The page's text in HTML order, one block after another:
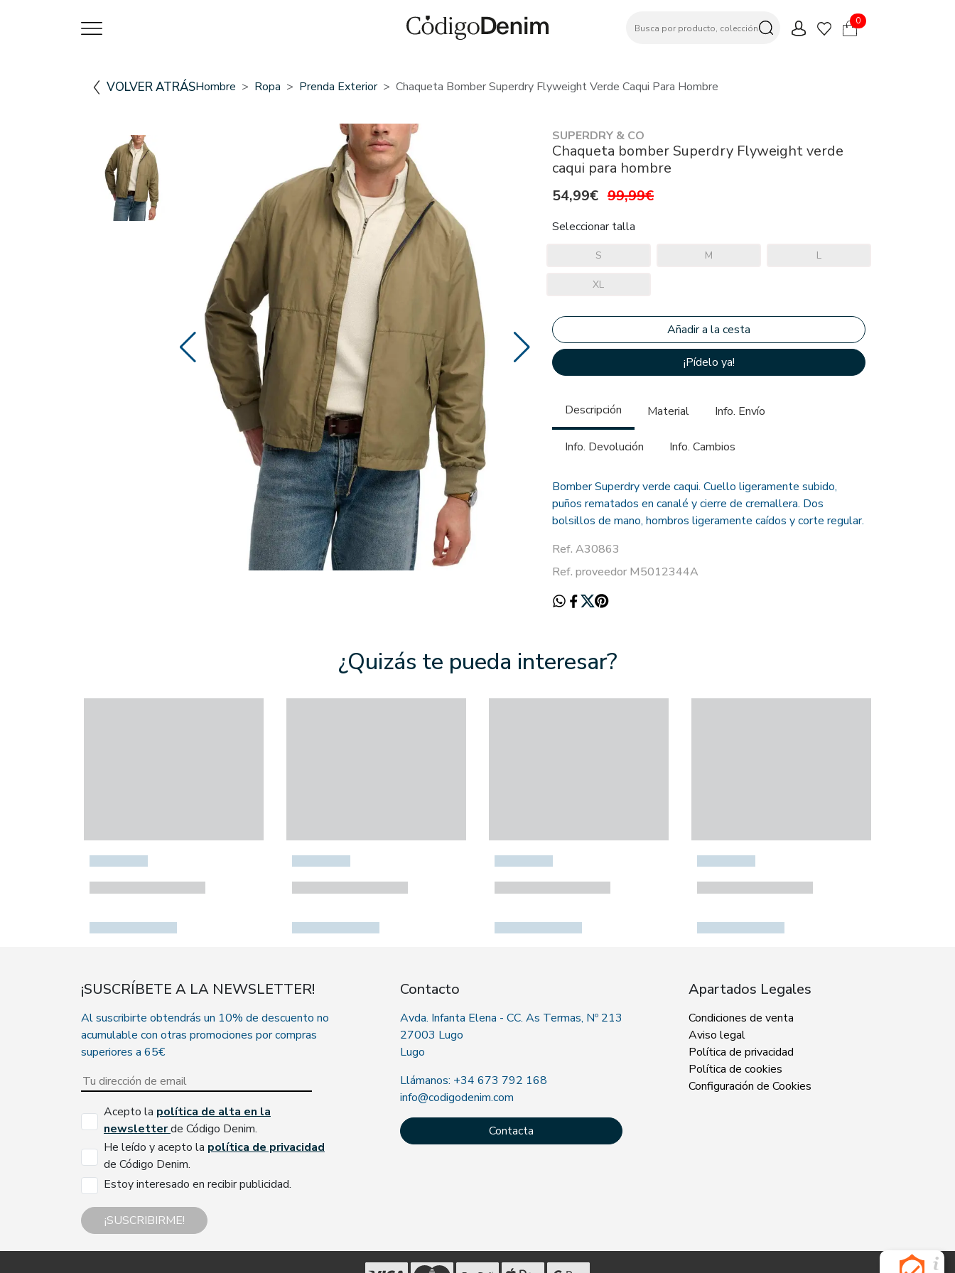
0
VOLVER ATRÁSHombre Ropa Prenda Exterior Chaqueta Bomber Superdry Flyweight Verde Caqui Para Hombre
SUPERDRY & CO
Chaqueta bomber Superdry Flyweight verde
caqui para hombre
54,99€ 99,99€
Seleccionar talla
S M L
XL
¡Pídelo ya!
Descripción Material Info. Envío
Info. Devolución Info. Cambios
Bomber Superdry verde caqui. Cuello ligeramente subido,
puños rematados en canalé y cierre de cremallera. Dos
bolsillos de mano, hombros ligeramente caídos y corte regular.
Ref. A30863
Ref. proveedor M5012344A
¿Quizás te pueda interesar?
¡SUSCRÍBETE A LA NEWSLETTER!
Al suscribirte obtendrás un 10% de descuento no
acumulable con otras promociones por compras
superiores a 65€
Acepto la política de alta en la
newsletterde Código Denim.
He leído y acepto la política de privacidad
de Código Denim.
Estoy interesado en recibir publicidad.
¡SUSCRIBIRME!
Contacto
Avda. Infanta Elena - CC. As Termas, Nº 213
27003 Lugo
Lugo
Llámanos: +34 673 792 168
info@codigodenim.com
Contacta
Apartados Legales
Condiciones de venta
Aviso legal
Política de privacidad
Política de cookies
Configuración de Cookies